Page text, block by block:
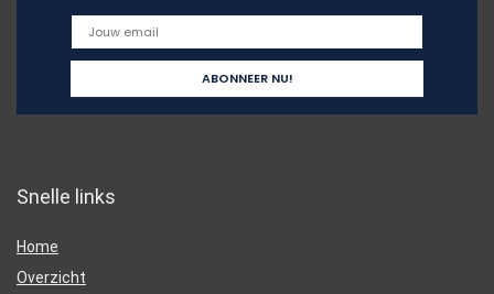
Snelle links
Home
Overzicht